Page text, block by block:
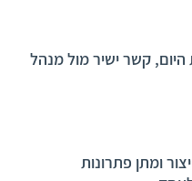
היום, קשר ישיר מול מנהל
ומתן פתרונות